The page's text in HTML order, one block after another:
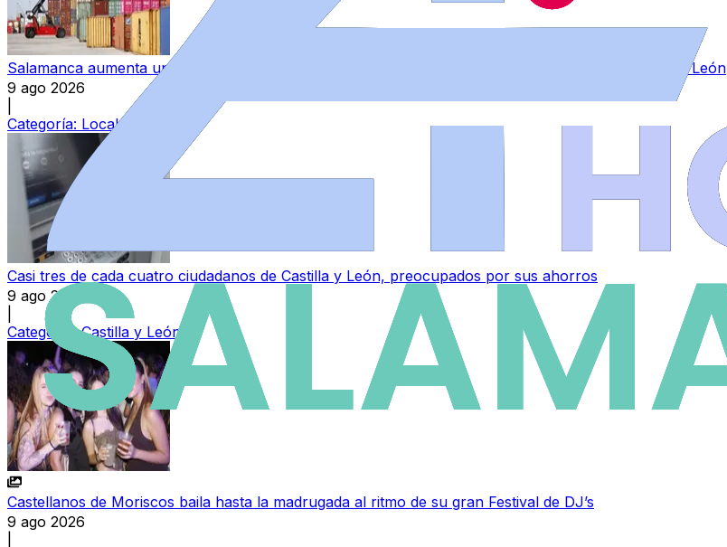
Salamanca aumenta un 10,1% sus exportaciones y permanece en la segunda posición de Castilla y León
9 ago 2026
Categoría: Local
Casi tres de cada cuatro ciudadanos de Castilla y León, preocupados por sus ahorros
9 ago 2026
Categoría:Castilla y León
Castellanos de Moriscos baila hasta la madrugada al ritmo de su gran Festival de DJ’s
9 ago 2026